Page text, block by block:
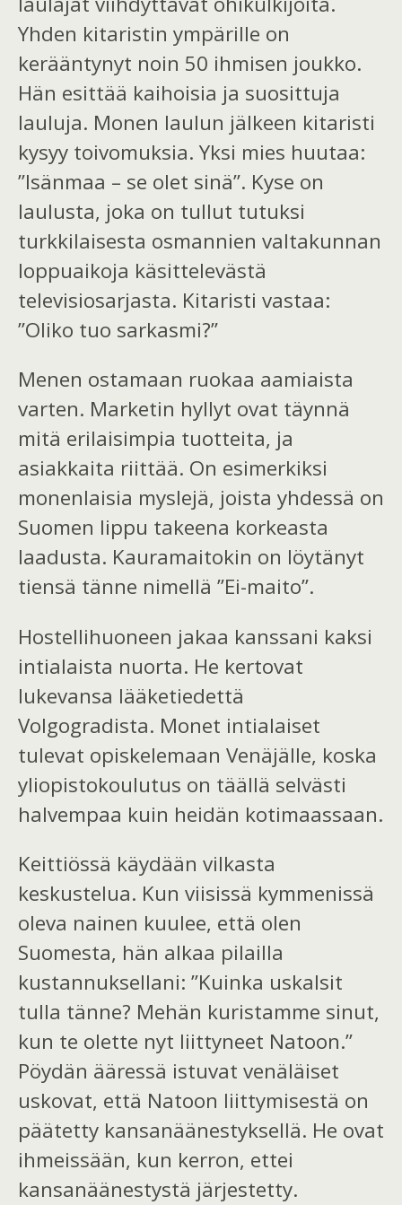
Yhden kitaristin ympärille on
kerääntynyt noin 50 ihmisen joukko.
Hän esittää kaihoisia ja suosittuja
lauluja. Monen laulun jälkeen kitaristi
kysyy toivomuksia. Yksi mies huutaa:
”Isänmaa – se olet sinä”. Kyse on
laulusta, joka on tullut tutuksi
turkkilaisesta osmannien valtakunnan
loppuaikoja käsittelevästä
televisiosarjasta. Kitaristi vastaa:
”Oliko tuo sarkasmi?”
Menen ostamaan ruokaa aamiaista
varten. Marketin hyllyt ovat täynnä
mitä erilaisimpia tuotteita, ja
asiakkaita riittää. On esimerkiksi
monenlaisia myslejä, joista yhdessä on
Suomen lippu takeena korkeasta
laadusta. Kauramaitokin on löytänyt
tiensä tänne nimellä ”Ei-maito”.
Hostellihuoneen jakaa kanssani kaksi
intialaista nuorta. He kertovat
lukevansa lääketiedettä
Volgogradista. Monet intialaiset
tulevat opiskelemaan Venäjälle, koska
yliopistokoulutus on täällä selvästi
halvempaa kuin heidän kotimaassaan.
Keittiössä käydään vilkasta
keskustelua. Kun viisissä kymmenissä
oleva nainen kuulee, että olen
Suomesta, hän alkaa pilailla
kustannuksellani: ”Kuinka uskalsit
tulla tänne? Mehän kuristamme sinut,
kun te olette nyt liittyneet Natoon.”
Pöydän ääressä istuvat venäläiset
uskovat, että Natoon liittymisestä on
päätetty kansanäänestyksellä. He ovat
ihmeissään, kun kerron, ettei
kansanäänestystä järjestetty.